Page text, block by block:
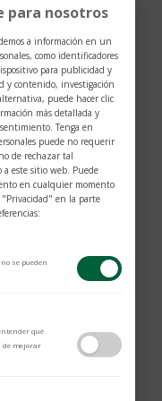
de 3 eslabones
para nosotros
a información en un
como identificadores
para publicidad y
y contenido, investigación
puede hacer clic
más detallada y
Tenga en
puede no requerir
de rechazar tal
a este sitio web. Puede
en cualquier momento
en la parte
se pueden
qué
de mejorar